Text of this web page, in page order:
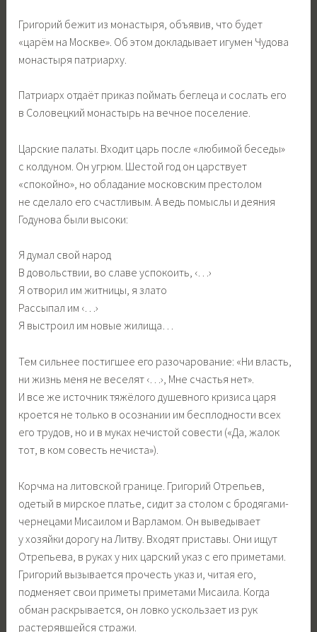
Григорий бежит из монастыря, объявив, что будет
«царём на Москве». Об этом докладывает игумен Чудова
монастыря патриарху.
Патриарх отдаёт приказ поймать беглеца и сослать его
в Соловецкий монастырь на вечное поселение.
Царские палаты. Входит царь после «любимой беседы»
с колдуном. Он угрюм. Шестой год он царствует
«спокойно», но обладание московским престолом
не сделало его счастливым. А ведь помыслы и деяния
Годунова были высоки:
Я думал свой народ
В довольствии, во славе успокоить, ‹…›
Я отворил им житницы, я злато
Рассыпал им ‹…›
Я выстроил им новые жилища…
Тем сильнее постигшее его разочарование: «Ни власть,
ни жизнь меня не веселят ‹…›, Мне счастья нет».
И все же источник тяжёлого душевного кризиса царя
кроется не только в осознании им бесплодности всех
его трудов, но и в муках нечистой совести («Да, жалок
тот, в ком совесть нечиста»).
Корчма на литовской границе. Григорий Отрепьев,
одетый в мирское платье, сидит за столом с бродягами-
чернецами Мисаилом и Варламом. Он выведывает
у хозяйки дорогу на Литву. Входят приставы. Они ищут
Отрепьева, в руках у них царский указ с его приметами.
Григорий вызывается прочесть указ и, читая его,
подменяет свои приметы приметами Мисаила. Когда
обман раскрывается, он ловко ускользает из рук
растерявшейся стражи.